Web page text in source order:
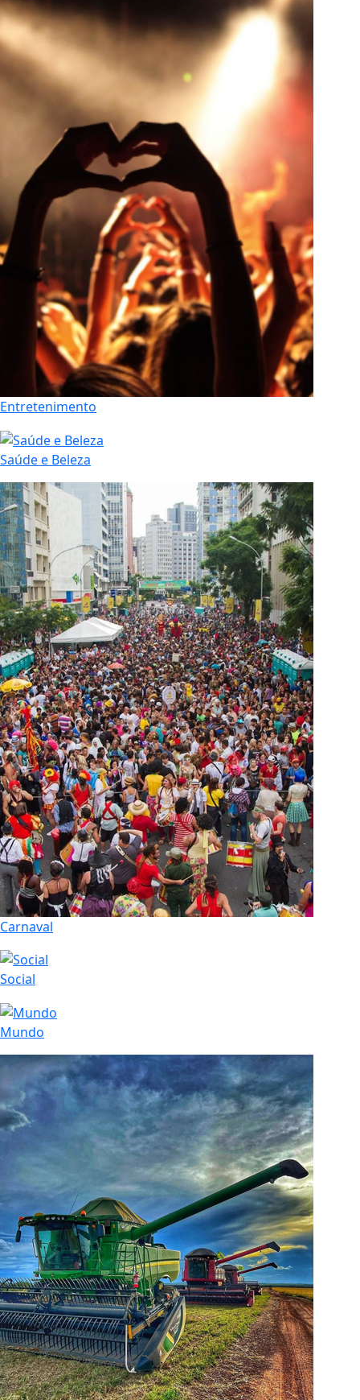
Entretenimento
Saúde e Beleza
Carnaval
Social
Mundo